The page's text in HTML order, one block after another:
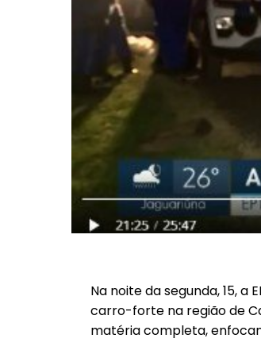
Na noite da segunda, 15,
carro-forte na região de
matéria completa,